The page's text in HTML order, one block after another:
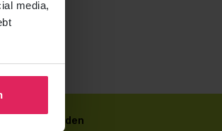
media,
worden